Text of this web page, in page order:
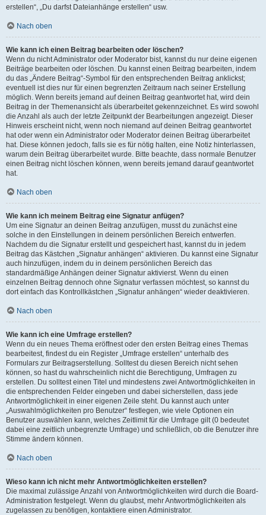
erstellen“, „Du darfst Dateianhänge erstellen“ usw.
Nach oben
Wie kann ich einen Beitrag bearbeiten oder löschen?
Wenn du nicht Administrator oder Moderator bist, kannst du nur deine eigenen
Beiträge bearbeiten oder löschen. Du kannst einen Beitrag bearbeiten, indem
du das „Ändere Beitrag“-Symbol für den entsprechenden Beitrag anklickst;
eventuell ist dies nur für einen begrenzten Zeitraum nach seiner Erstellung
möglich. Wenn bereits jemand auf deinen Beitrag geantwortet hat, wird dein
Beitrag in der Themenansicht als überarbeitet gekennzeichnet. Es wird sowohl
die Anzahl als auch der letzte Zeitpunkt der Bearbeitungen angezeigt. Dieser
Hinweis erscheint nicht, wenn noch niemand auf deinen Beitrag geantwortet
hat oder wenn ein Administrator oder Moderator deinen Beitrag überarbeitet
hat. Diese können jedoch, falls sie es für nötig halten, eine Notiz hinterlassen,
warum dein Beitrag überarbeitet wurde. Bitte beachte, dass normale Benutzer
einen Beitrag nicht löschen können, wenn bereits jemand darauf geantwortet
hat.
Nach oben
Wie kann ich meinem Beitrag eine Signatur anfügen?
Um eine Signatur an deinen Beitrag anzufügen, musst du zunächst eine
solche in den Einstellungen in deinem persönlichen Bereich entwerfen.
Nachdem du die Signatur erstellt und gespeichert hast, kannst du in jedem
Beitrag das Kästchen „Signatur anhängen“ aktivieren. Du kannst eine Signatur
auch hinzufügen, indem du in deinem persönlichen Bereich das
standardmäßige Anhängen deiner Signatur aktivierst. Wenn du einen
einzelnen Beitrag dennoch ohne Signatur verfassen möchtest, so kannst du
dort einfach das Kontrollkästchen „Signatur anhängen“ wieder deaktivieren.
Nach oben
Wie kann ich eine Umfrage erstellen?
Wenn du ein neues Thema eröffnest oder den ersten Beitrag eines Themas
bearbeitest, findest du ein Register „Umfrage erstellen“ unterhalb des
Formulars zur Beitragserstellung. Solltest du diesen Bereich nicht sehen
können, so hast du wahrscheinlich nicht die Berechtigung, Umfragen zu
erstellen. Du solltest einen Titel und mindestens zwei Antwortmöglichkeiten in
die entsprechenden Felder eingeben und dabei sicherstellen, dass jede
Antwortmöglichkeit in einer eigenen Zeile steht. Du kannst auch unter
„Auswahlmöglichkeiten pro Benutzer“ festlegen, wie viele Optionen ein
Benutzer auswählen kann, welches Zeitlimit für die Umfrage gilt (0 bedeutet
dabei eine zeitlich unbegrenzte Umfrage) und schließlich, ob die Benutzer ihre
Stimme ändern können.
Nach oben
Wieso kann ich nicht mehr Antwortmöglichkeiten erstellen?
Die maximal zulässige Anzahl von Antwortmöglichkeiten wird durch die Board-
Administration festgelegt. Wenn du glaubst, mehr Antwortmöglichkeiten als
zugelassen zu benötigen, kontaktiere einen Administrator.